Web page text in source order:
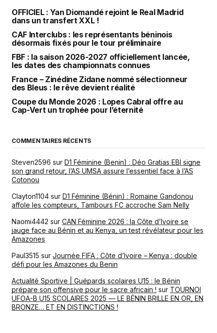
OFFICIEL : Yan Diomandé rejoint le Real Madrid
dans un transfert XXL !
CAF Interclubs : les représentants béninois
désormais fixés pour le tour préliminaire
FBF : la saison 2026-2027 officiellement lancée,
les dates des championnats connues
France – Zinédine Zidane nommé sélectionneur
des Bleus : le rêve devient réalité
Coupe du Monde 2026 : Lopes Cabral offre au
Cap-Vert un trophée pour l’éternité
COMMENTAIRES RÉCENTS
Steven2596 sur D1 Féminine (Benin) : Déo Gratias EBI signe
son grand retour, l’AS UMSA assure l’essentiel face à l’AS
Cotonou
Clayton1104 sur D1 Féminine (Bénin) : Romaine Gandonou
affole les compteurs, Tambours FC accroche Sam Nelly
Naomi4442 sur CAN Féminine 2026 : la Côte d’Ivoire se
jauge face au Bénin et au Kenya, un test révélateur pour les
Amazones
Paul3515 sur Journée FIFA : Côte d’Ivoire – Kenya : double
défi pour les Amazones du Benin
Actualité Sportive | Guépards scolaires U15 : le Bénin
prépare son offensive pour le sacre africain ! sur TOURNOI
UFOA-B U15 SCOLAIRES 2025 — LE BÉNIN BRILLE EN OR, EN
BRONZE… ET EN DISTINCTIONS !